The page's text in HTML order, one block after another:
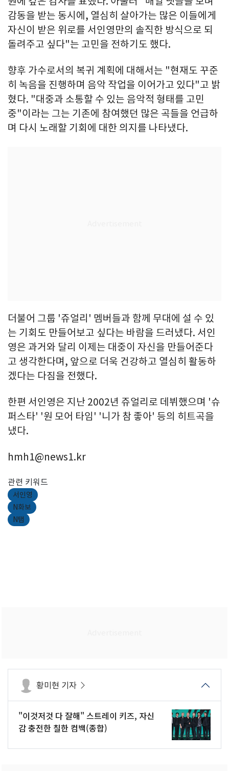
감동을 받는 동시에, 열심히 살아가는 많은 이들에게
자신이 받은 위로를 서인영만의 솔직한 방식으로 되
돌려주고 싶다"는 고민을 전하기도 했다.
향후 가수로서의 복귀 계획에 대해서는 "현재도 꾸준
히 녹음을 진행하며 음악 작업을 이어가고 있다"고 밝
혔다. "대중과 소통할 수 있는 음악적 형태를 고민
중"이라는 그는 기존에 참여했던 많은 곡들을 언급하
며 다시 노래할 기회에 대한 의지를 나타냈다.
더불어 그룹 '쥬얼리' 멤버들과 함께 무대에 설 수 있
는 기회도 만들어보고 싶다는 바람을 드러냈다. 서인
영은 과거와 달리 이제는 대중이 자신을 만들어준다
고 생각한다며, 앞으로 더욱 건강하고 열심히 활동하
겠다는 다짐을 전했다.
한편 서인영은 지난 2002년 쥬얼리로 데뷔했으며 '슈
퍼스타' '원 모어 타임' '니가 참 좋아' 등의 히트곡을
냈다.
hmh1@news1.kr
관련 키워드
서인영
N화보
N탭
황미현 기자
"이것저것 다 잘해" 스트레이 키즈, 자신
감 충전한 칠한 컴백(종합)